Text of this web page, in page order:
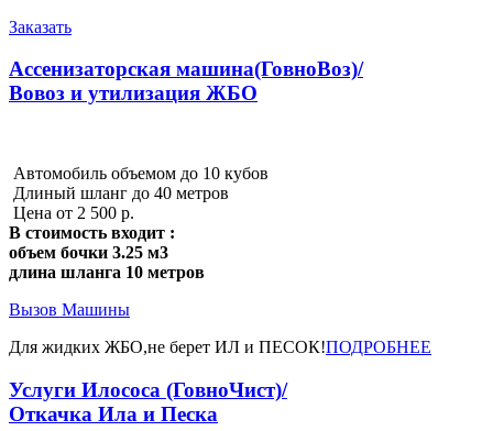
Заказать
Ассенизаторская машина(ГовноВоз)/
Вовоз и утилизация ЖБО
Автомобиль объемом до 10 кубов
Длиный шланг до 40 метров
Цена от 2 500 р.
В стоимость входит :
объем бочки 3.25 м3
длина шланга 10 метров
Вызов Машины
Для жидких ЖБО,не берет ИЛ и ПЕСОК!ПОДРОБНЕЕ
Услуги Илососа (ГовноЧист)/
Откачка Ила и Песка